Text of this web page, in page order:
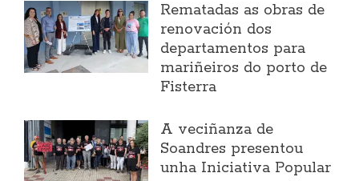
Rematadas as obras de
renovación dos
departamentos para
mariñeiros do porto de
Fisterra
A veciñanza de
Soandres presentou
unha Iniciativa Popular